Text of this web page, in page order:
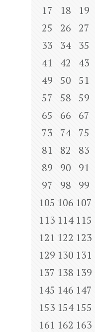
17
18 19
25
26 27
33
34 35
41
42 43
49
50 51
57
58 59
65
66 67
73
74 75
81
82 83
89
90 91
97
98 99
105 106 107
113 114 115
121 122 123
129 130 131
137 138 139
145 146 147
153 154 155
161 162 163